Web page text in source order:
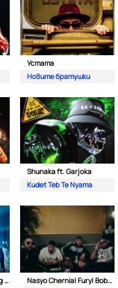
Устата
Новите братушки
Shunaka ft. Garjoka
Kudet Teb Te Nyama
DIMOFF| Pameca и Young BB Young
Nasyo Chernia| Fury| Bobo Armani| & N.A.S.I.